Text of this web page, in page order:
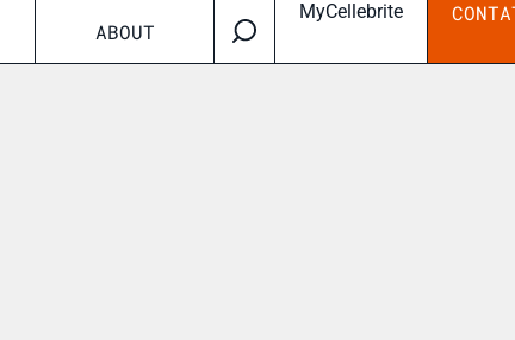
ABOUT
MyCellebrite